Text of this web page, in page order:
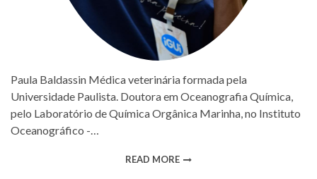
Paula Baldassin Médica veterinária formada pela
Universidade Paulista. Doutora em Oceanografia Química,
pelo Laboratório de Química Orgânica Marinha, no Instituto
Oceanográfico -…
READ MORE